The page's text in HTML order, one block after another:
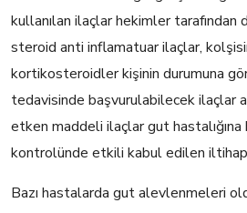
kullanılan ilaçlar hekimler
steroid anti inflamatuar ilaçlar,
kortikosteroidler kişinin durumuna
tedavisinde başvurulabilecek ilaçlar
etken maddeli ilaçlar gut hastalığına
kontrolünde etkili kabul edilen
Bazı hastalarda gut alevlenmeleri